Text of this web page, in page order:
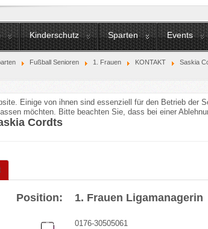
Kinderschutz Sparten Events
Fußball Senioren 1. Frauen KONTAKT Saskia
Cordts
Position: 1. Frauen Ligamanagerin
0176-30505061
Einige von ihnen sind essenziell für den Betrieb der
möchten. Bitte beachten Sie, dass bei einer